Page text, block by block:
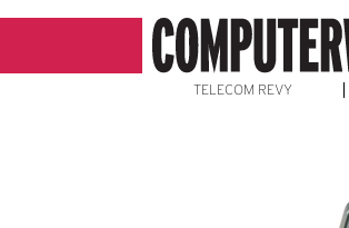
TELECOM REVY